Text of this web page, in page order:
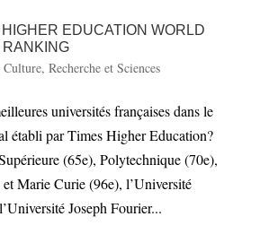
EDUCATION WORLD
, Recherche et Sciences
universités françaises dans le
établi par Times Higher Education?
(65e), Polytechnique (70e),
Marie Curie (96e), l’Université
Joseph Fourier...